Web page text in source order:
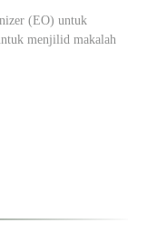
(EO) untuk
menjilid makalah